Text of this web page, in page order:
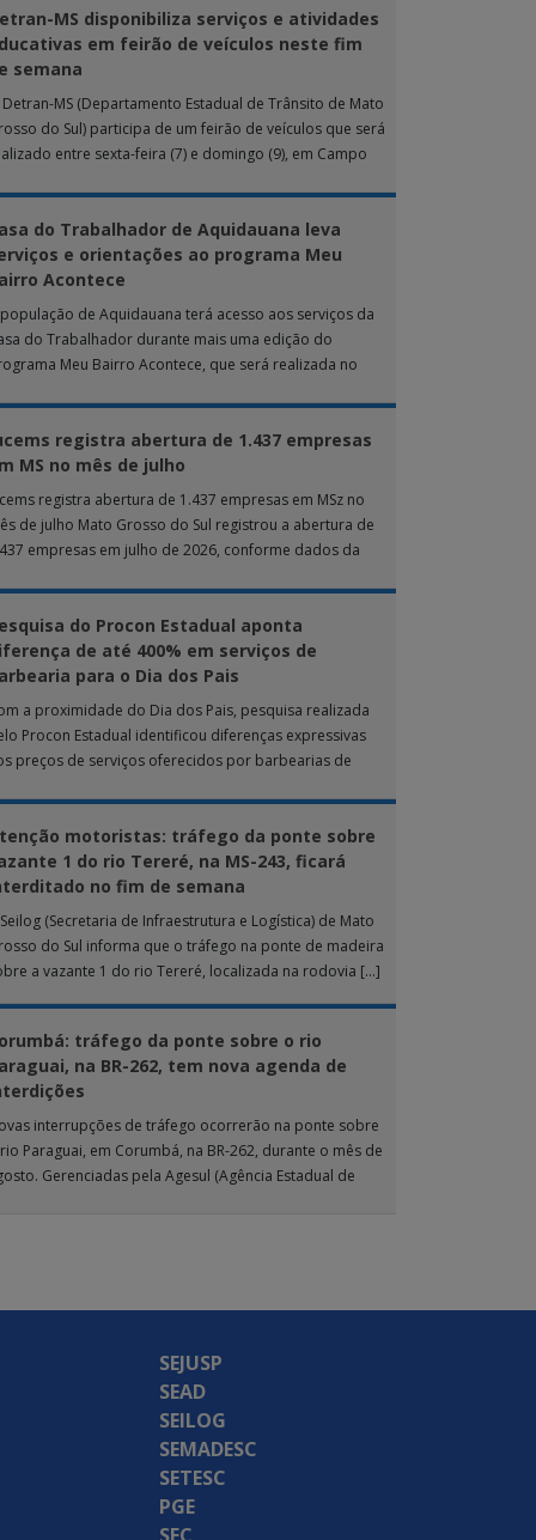
MS disponibiliza serviços e atividades
em feirão de veículos neste fim
semana
Detran-MS (Departamento Estadual de Trânsito de Mato
do Sul) participa de um feirão de veículos que será
entre sexta-feira (7) e domingo (9), em Campo
do Trabalhador de Aquidauana leva
e orientações ao programa Meu
Acontece
de Aquidauana terá acesso aos serviços da
do Trabalhador durante mais uma edição do
Meu Bairro Acontece, que será realizada no
registra abertura de 1.437 empresas
MS no mês de julho
registra abertura de 1.437 empresas em MSz no
de julho Mato Grosso do Sul registrou a abertura de
empresas em julho de 2026, conforme dados da
do Procon Estadual aponta
de até 400% em serviços de
para o Dia dos Pais
a proximidade do Dia dos Pais, pesquisa realizada
Procon Estadual identificou diferenças expressivas
preços de serviços oferecidos por barbearias de
motoristas: tráfego da ponte sobre
1 do rio Tereré, na MS-243, ficará
no fim de semana
(Secretaria de Infraestrutura e Logística) de Mato
do Sul informa que o tráfego na ponte de madeira
a vazante 1 do rio Tereré, localizada na rodovia […]
tráfego da ponte sobre o rio
na BR-262, tem nova agenda de
interrupções de tráfego ocorrerão na ponte sobre
Paraguai, em Corumbá, na BR-262, durante o mês de
Gerenciadas pela Agesul (Agência Estadual de
SEJUSP
SEAD
SEILOG
SEMADESC
SETESC
PGE